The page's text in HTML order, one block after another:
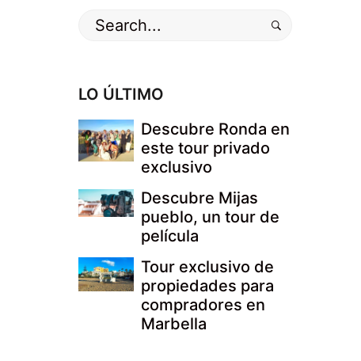
Buscar
por:
LO ÚLTIMO
Descubre Ronda en
este tour privado
exclusivo
Descubre Mijas
pueblo, un tour de
película
Tour exclusivo de
propiedades para
compradores en
Marbella